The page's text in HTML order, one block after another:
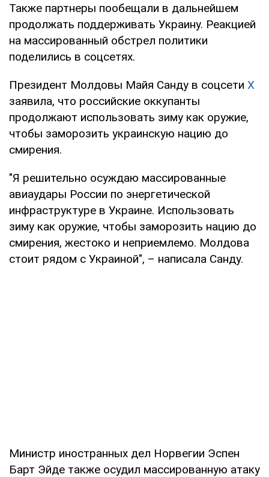
Также партнеры пообещали в дальнейшем
продолжать поддерживать Украину. Реакцией
на массированный обстрел политики
поделились в соцсетях.
Президент Молдовы Майя Санду в соцсети Х
заявила, что российские оккупанты
продолжают использовать зиму как оружие,
чтобы заморозить украинскую нацию до
смирения.
"Я решительно осуждаю массированные
авиаудары России по энергетической
инфраструктуре в Украине. Использовать
зиму как оружие, чтобы заморозить нацию до
смирения, жестоко и неприемлемо. Молдова
стоит рядом с Украиной", – написала Санду.
Министр иностранных дел Норвегии Эспен
Барт Эйде также осудил массированную атаку